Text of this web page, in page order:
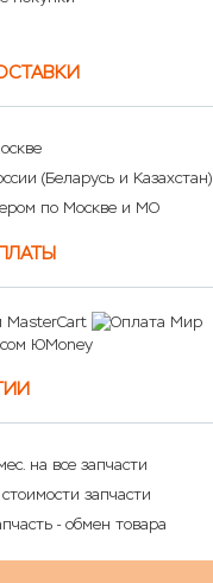
(Беларусь и Казахстан)
по Москве и МО
на все запчасти
запчасти
- обмен товара